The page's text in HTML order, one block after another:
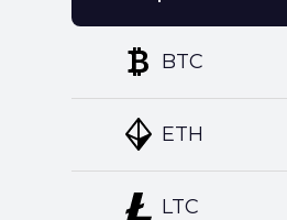
BTC
ETH
LTC